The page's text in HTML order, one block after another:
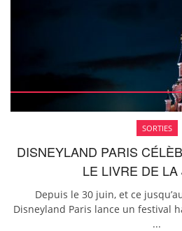
SORTIES
DISNEYLAND PARIS
LE LIVRE DE LA
Depuis le 30 juin, et ce
Disneyland Paris lance un festival
...